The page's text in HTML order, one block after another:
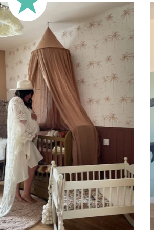
Demi-hauteur
Parfait pour les murs avec
murs très longs.
Ce format permet de concentrer
🔹XXL
Conçu pour les très grands
🔹 Vertical
Adapté aux espaces où la
d’escalier, pans de mur étroits,